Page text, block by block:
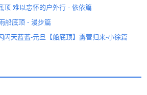
顶 难以忘怀的户外行 - 依依篇
船底顶 - 漫步篇
闪天蓝蓝-元旦【船底顶】露营归来-小徐篇